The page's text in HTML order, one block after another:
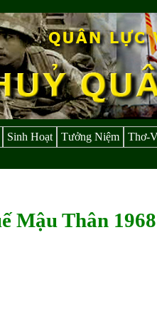
Sinh Hoạt Tưởng Niệm
Thơ-
Mậu Thân 1968